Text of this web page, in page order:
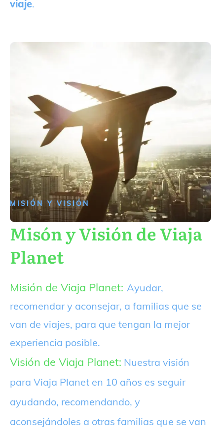
viaje.
MISIÓN Y VISIÓN
Misón y Visión de Viaja
Planet
Misión de Viaja Planet: Ayudar,
recomendar y aconsejar, a familias que se
van de viajes, para que tengan la mejor
experiencia posible.
Visión de Viaja Planet: Nuestra visión
para Viaja Planet en 10 años es seguir
ayudando, recomendando, y
aconsejándoles a otras familias que se van